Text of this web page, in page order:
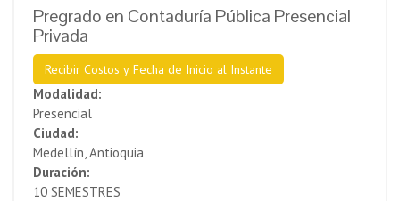
Pregrado en Contaduría Pública Presencial
Privada
Recibir Costos y Fecha de Inicio al Instante
Modalidad:
Presencial
Ciudad:
Medellín, Antioquia
Duración:
10 SEMESTRES